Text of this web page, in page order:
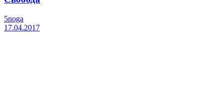
5noga
17.04.2017